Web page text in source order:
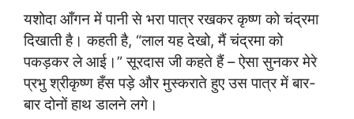
यशोदा आँगन में पानी से भरा पात्र रखकर कृष्ण को चंद्रमा
दिखाती है। कहती है, “लाल यह देखो, मैं चंद्रमा को
पकड़कर ले आई।” सूरदास जी कहते हैं – ऐसा सुनकर मेरे
प्रभु श्रीकृष्ण हँस पड़े और मुस्कराते हुए उस पात्र में बार-
बार दोनों हाथ डालने लगे।